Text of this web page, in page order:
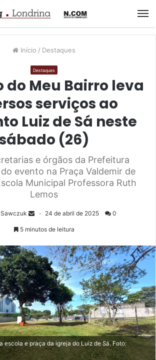
Início / Destaques
Destaques
do Meu Bairro leva
serviços ao
Luiz de Sá neste
(26)
e órgãos da Prefeitura
evento na Praça Valdemir de
Municipal Professora Ruth
Lemos
24 de abril de 2025 0
5 minutos de leitura
escola e praça da igreja do Luiz de Sá. Foto: